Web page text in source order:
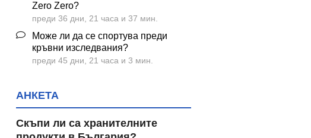
Zero Zero?
преди 36 дни, 21 часа и 37 мин.
Може ли да се спортува преди
кръвни изследвания?
преди 45 дни, 21 часа и 3 мин.
АНКЕТА
Скъпи ли са хранителните